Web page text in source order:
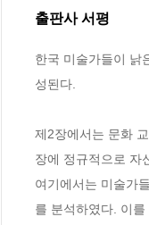
출판사 서평
한국 미술가들이 낡
성된다.
제2장에서는 문화
장에 정규적으로 자
여기에서는 미술가
를 분석하였다. 이